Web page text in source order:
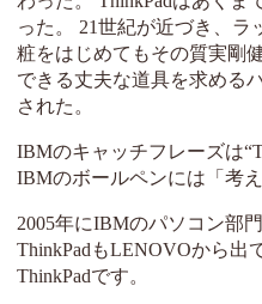
った。 21世紀が近づき、
粧をはじめてもその質実剛
できる丈夫な道具を求める
された。
IBMのキャッチフレーズは
IBMのボールペンには「考
2005年にIBMのパソコン部
ThinkPadもLENOVOから出
ThinkPadです。